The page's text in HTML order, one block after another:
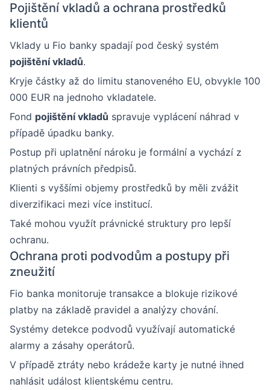
Pojištění vkladů a ochrana prostředků
klientů
Vklady u Fio banky spadají pod český systém
pojištění vkladů.
Kryje částky až do limitu stanoveného EU, obvykle 100
000 EUR na jednoho vkladatele.
Fond pojištění vkladů spravuje vyplácení náhrad v
případě úpadku banky.
Postup při uplatnění nároku je formální a vychází z
platných právních předpisů.
Klienti s vyššími objemy prostředků by měli zvážit
diverzifikaci mezi více institucí.
Také mohou využít právnické struktury pro lepší
ochranu.
Ochrana proti podvodům a postupy při
zneužití
Fio banka monitoruje transakce a blokuje rizikové
platby na základě pravidel a analýzy chování.
Systémy detekce podvodů využívají automatické
alarmy a zásahy operátorů.
V případě ztráty nebo krádeže karty je nutné ihned
nahlásit událost klientskému centru.